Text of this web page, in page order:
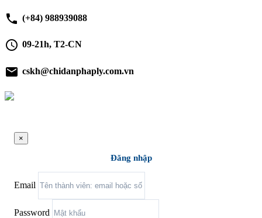
phone (+84) 988939088
schedule 09-21h, T2-CN
email cskh@chidanphaply.com.vn
×
Đăng nhập
Email
Password